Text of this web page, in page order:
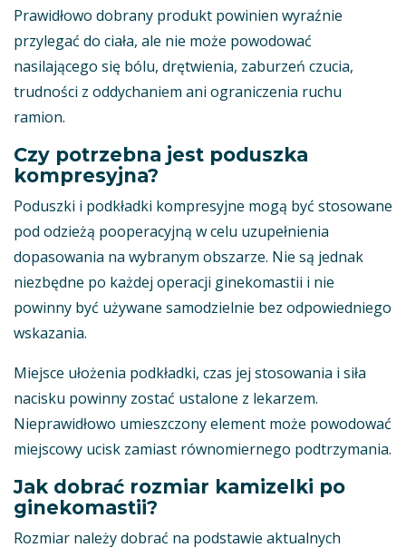
Prawidłowo dobrany produkt powinien wyraźnie
przylegać do ciała, ale nie może powodować
nasilającego się bólu, drętwienia, zaburzeń czucia,
trudności z oddychaniem ani ograniczenia ruchu
ramion.
Czy potrzebna jest poduszka
kompresyjna?
Poduszki i podkładki kompresyjne mogą być stosowane
pod odzieżą pooperacyjną w celu uzupełnienia
dopasowania na wybranym obszarze. Nie są jednak
niezbędne po każdej operacji ginekomastii i nie
powinny być używane samodzielnie bez odpowiedniego
wskazania.
Miejsce ułożenia podkładki, czas jej stosowania i siła
nacisku powinny zostać ustalone z lekarzem.
Nieprawidłowo umieszczony element może powodować
miejscowy ucisk zamiast równomiernego podtrzymania.
Jak dobrać rozmiar kamizelki po
ginekomastii?
Rozmiar należy dobrać na podstawie aktualnych